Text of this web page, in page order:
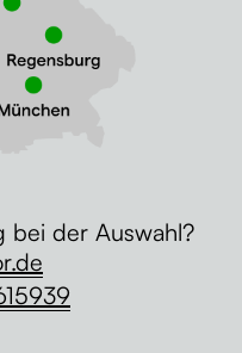
bei der Auswahl?